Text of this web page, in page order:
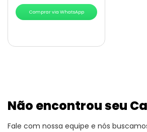
Comprar via WhatsApp
Não encontrou seu
Fale com nossa equipe e nós